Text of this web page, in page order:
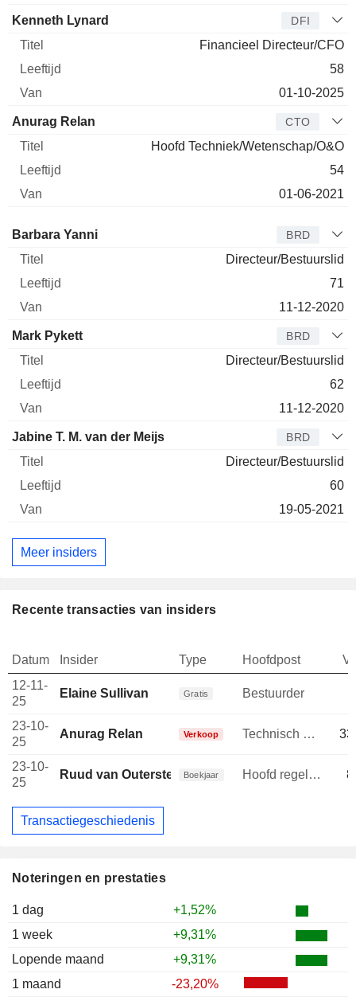
Noteringen en prestaties
1 dag
+1,52%
1 week
+9,31%
Lopende maand
+9,31%
1 maand
-23,20%
Kenneth Lynard DFI
Financieel Directeur/CFO
58
01-10-2025
Anurag Relan CTO
Hoofd Techniek/Wetenschap/O&O
54
01-06-2021
Bestuurder Titel
Barbara Yanni BRD
Directeur/Bestuurslid
71
11-12-2020
Mark Pykett BRD
Directeur/Bestuurslid
62
11-12-2020
Jabine T. M. van der Meijs BRD
Directeur/Bestuurslid
60
19-05-2021
Meer insiders
Recente transacties van insiders
Datum Insider Type Hoofdpost
12-11-
25
Elaine Sullivan Gratis Bestuurder
23-10-
25
Anurag Relan Verkoop Technisch directeur
23-10-
25
Ruud van OutersterpBoekjaar Hoofd regelnaleving
Transactiegeschiedenis